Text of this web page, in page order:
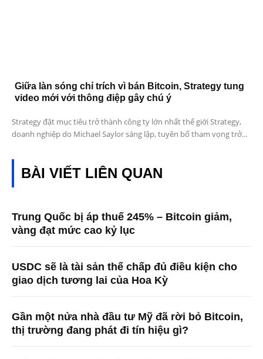
Giữa làn sóng chỉ trích vì bán Bitcoin, Strategy tung
video mới với thông điệp gây chú ý
Strategy đặt mục tiêu trở thành công ty lớn nhất thế giới Strategy,
doanh nghiệp do Michael Saylor sáng lập, tuyên bố tham vọng trở...
BÀI VIẾT LIÊN QUAN
Trung Quốc bị áp thuế 245% – Bitcoin giảm,
vàng đạt mức cao kỷ lục
USDC sẽ là tài sản thế chấp đủ điều kiện cho
giao dịch tương lai của Hoa Kỳ
Gần một nửa nhà đầu tư Mỹ đã rời bỏ Bitcoin,
thị trường đang phát đi tín hiệu gì?